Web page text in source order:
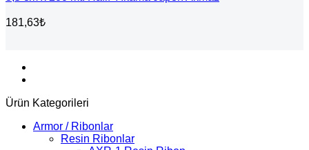
181,63₺
Ürün Kategorileri
Armor / Ribonlar
Resin Ribonlar